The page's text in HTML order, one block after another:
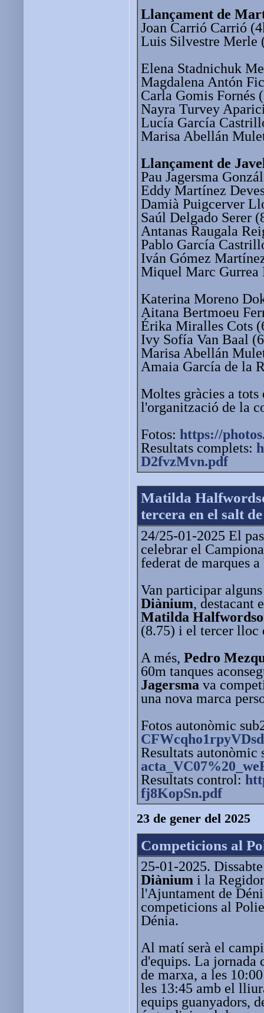
Llançament de
Joan Carrió Carrió
Luis Silvestre Merle
Elena Stadnichuk
Magdalena Antón
Carla Gomis Fornés
Nayra Turvey
Lucía García
Marisa Abellán
Llançament de
Pau Jagersma
Eddy Martínez
Damià Puigcerver
Saúl Delgado Serer
Antanas Raugala
Pablo García
Iván Gómez
Miquel Marc Gurrea
Katerina Moreno
Aitana Bertmoeu
Érika Miralles Cots
Ivy Sofía Van Baal
Marisa Abellán
Amaia García de la
Moltes gràcies a
l'organització de la
Fotos: https://
Resultats complets:
D2fvzMvn.pdf
Matilda
tercera en el salt
24/25-01-2025 El
celebrar el
federat de marques
Van participar
Diànium, destacant
Matilda
(8.75) i el tercer lloc
A més, Pedro
60m tanques
Jagersma va
una nova marca
Fotos autonòmic
Resultats autonòmic
Resultats control:
fj8KopSn.pdf
23 de gener del 2025
Competicions al
25-01-2025.
Diànium i la
l'Ajuntament de
competicions al
Dénia.
Al matí serà el
d'equips. La jornada
de marxa, a les
les 13:45 amb el
equips guanyadors,